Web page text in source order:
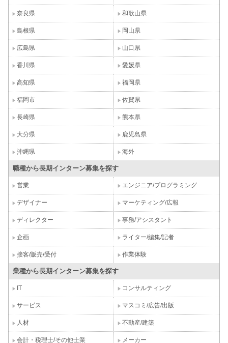
奈良県 和歌山県
島根県 岡山県
広島県 山口県
香川県 愛媛県
高知県 福岡県
福岡市 佐賀県
長崎県 熊本県
大分県 鹿児島県
沖縄県 海外
職種から長期インターン募集を探す
営業 エンジニア/プログラミング
デザイナー マーケティング/広報
ディレクター 事務/アシスタント
企画 ライター/編集/記者
接客/販売/受付 作業体験
業種から長期インターン募集を探す
IT コンサルティング
サービス マスコミ/広告/出版
人材 不動産/建築
会計・税理士/その他士業 メーカー